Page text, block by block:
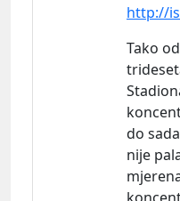
http://
Tako
do
nije